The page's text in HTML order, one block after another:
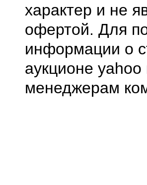
характер и не
офертой. Для
информации о
аукционе
менеджерам